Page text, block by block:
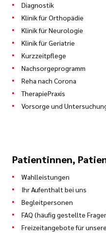
Diagnostik
Klinik für Orthopädie
Klinik für Neurologie
Klinik für Geriatrie
Kurzzeitpflege
Nachsorgeprogramm
Reha nach Corona
TherapiePraxis
Vorsorge und
Patientinnen,
Wahlleistungen
Ihr Aufenthalt bei uns
Begleitpersonen
FAQ (häufig gestellte
Freizeitangebote für